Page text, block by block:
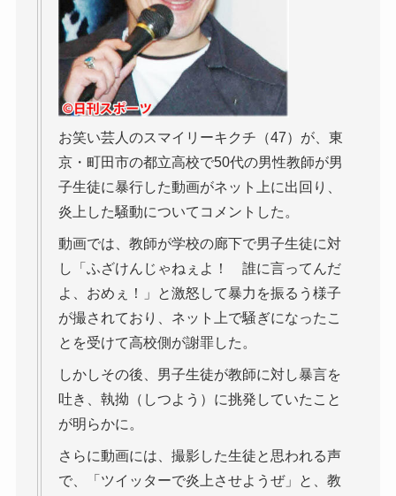
お笑い芸人のスマイリーキクチ（47）が、東
京・町田市の都立高校で50代の男性教師が男
子生徒に暴行した動画がネット上に出回り、
炎上した騒動についてコメントした。
動画では、教師が学校の廊下で男子生徒に対
し「ふざけんじゃねぇよ！ 誰に言ってんだ
よ、おめぇ！」と激怒して暴力を振るう様子
が撮されており、ネット上で騒ぎになったこ
とを受けて高校側が謝罪した。
しかしその後、男子生徒が教師に対し暴言を
吐き、執拗（しつよう）に挑発していたこと
が明らかに。
さらに動画には、撮影した生徒と思われる声
で、「ツイッターで炎上させようぜ」と、教